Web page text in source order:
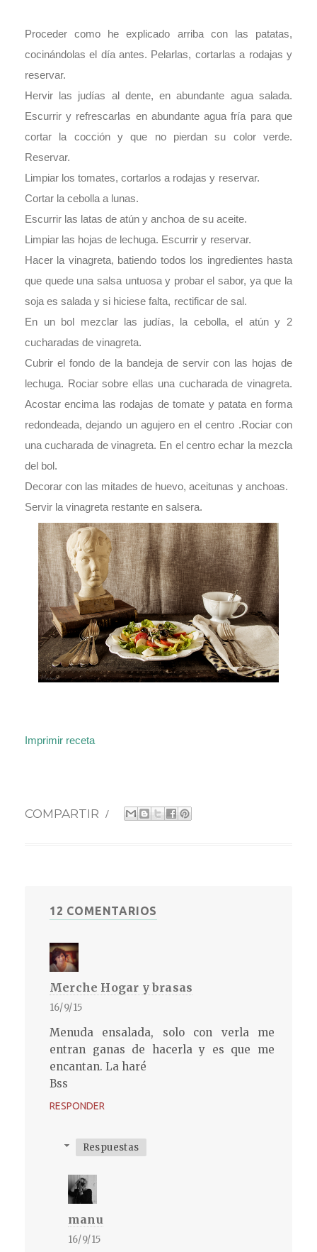
Proceder como he explicado arriba con las patatas,
cocinándolas el día antes. Pelarlas, cortarlas a rodajas y
reservar.
Hervir las judías al dente, en abundante agua salada.
Escurrir y refrescarlas en abundante agua fría para que
cortar la cocción y que no pierdan su color verde.
Reservar.
Limpiar los tomates, cortarlos a rodajas y reservar.
Cortar la cebolla a lunas.
Escurrir las latas de atún y anchoa de su aceite.
Limpiar las hojas de lechuga. Escurrir y reservar.
Hacer la vinagreta, batiendo todos los ingredientes hasta
que quede una salsa untuosa y probar el sabor, ya que la
soja es salada y si hiciese falta, rectificar de sal.
En un bol mezclar las judías, la cebolla, el atún y 2
cucharadas de vinagreta.
Cubrir el fondo de la bandeja de servir con las hojas de
lechuga. Rociar sobre ellas una cucharada de vinagreta.
Acostar encima las rodajas de tomate y patata en forma
redondeada, dejando un agujero en el centro .Rociar con
una cucharada de vinagreta. En el centro echar la mezcla
del bol.
Decorar con las mitades de huevo, aceitunas y anchoas.
Servir la vinagreta restante en salsera.
Imprimir receta
COMPARTIR /
12 COMENTARIOS
Merche Hogar y brasas
16/9/15
Menuda ensalada, solo con verla me
entran ganas de hacerla y es que me
encantan. La haré
Bss
RESPONDER
Respuestas
manu
16/9/15